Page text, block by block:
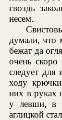
гвоздь
несем.
думали, что
бежат да
очень
следует для
ходу
них в руках
у левши, в
аглицкой